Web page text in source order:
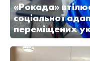
«Рокада»
соціальної
переміщених